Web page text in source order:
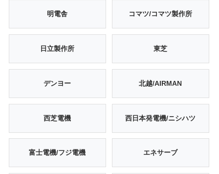
明電舎 コマツ/コマツ製作所
日立製作所 東芝
デンヨー 北越/AIRMAN
西芝電機 西日本発電機/ニシハツ
富士電機/フジ電機 エネサーブ